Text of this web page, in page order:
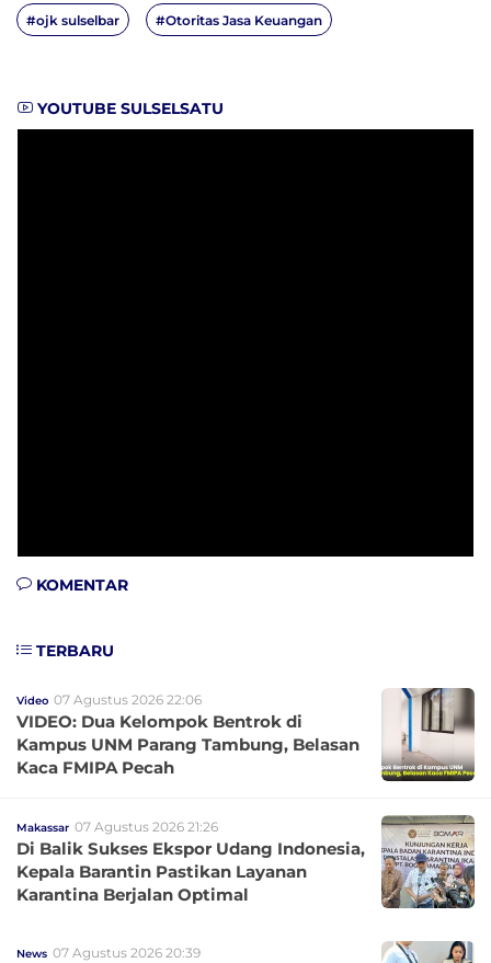
#ojk sulselbar #Otoritas Jasa Keuangan
YOUTUBE SULSELSATU
KOMENTAR
TERBARU
Video 07 Agustus 2026 22:06
VIDEO: Dua Kelompok Bentrok di
Kampus UNM Parang Tambung, Belasan
Kaca FMIPA Pecah
Makassar 07 Agustus 2026 21:26
Di Balik Sukses Ekspor Udang Indonesia,
Kepala Barantin Pastikan Layanan
Karantina Berjalan Optimal
News 07 Agustus 2026 20:39